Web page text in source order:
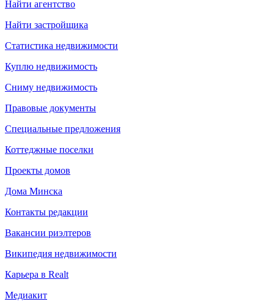
Найти агентство
Найти застройщика
Статистика недвижимости
Куплю недвижимость
Сниму недвижимость
Правовые документы
Специальные предложения
Коттеджные поселки
Проекты домов
Дома Минска
Контакты редакции
Вакансии риэлтеров
Википедия недвижимости
Карьера в Realt
Медиакит